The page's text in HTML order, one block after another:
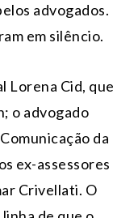
advogados.
em silêncio.
Lorena Cid, que
o advogado
da
ex-assessores
Crivellati. O